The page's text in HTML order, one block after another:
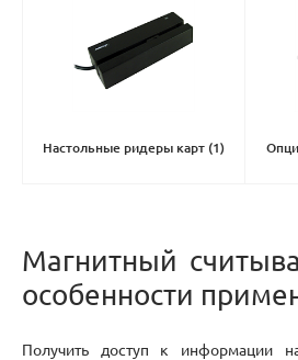
Настольные ридеры карт (1)
Магнитный
особенности
Получить доступ к информации